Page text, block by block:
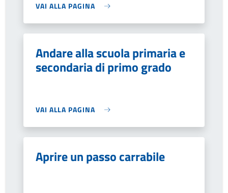
VAI ALLA PAGINA
Andare alla scuola primaria e
secondaria di primo grado
VAI ALLA PAGINA
Aprire un passo carrabile